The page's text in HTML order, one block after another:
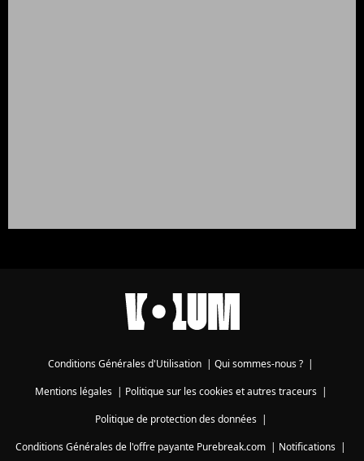
Conditions Générales d'Utilisation | Qui sommes-nous ? |
Mentions légales| Politique sur les cookies et autres traceurs|
Politique de protection des données|
Conditions Générales de l'offre payante Purebreak.com | Notifications |